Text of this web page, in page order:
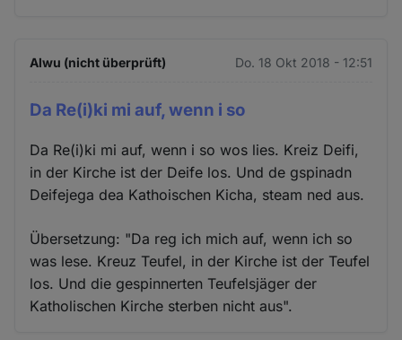
Alwu (nicht überprüft) Do. 18 Okt 2018 - 12:51
Da Re(i)ki mi auf, wenn i so
Da Re(i)ki mi auf, wenn i so wos lies. Kreiz Deifi,
in der Kirche ist der Deife los. Und de gspinadn
Deifejega dea Kathoischen Kicha, steam ned aus.
Übersetzung: "Da reg ich mich auf, wenn ich so
was lese. Kreuz Teufel, in der Kirche ist der Teufel
los. Und die gespinnerten Teufelsjäger der
Katholischen Kirche sterben nicht aus".